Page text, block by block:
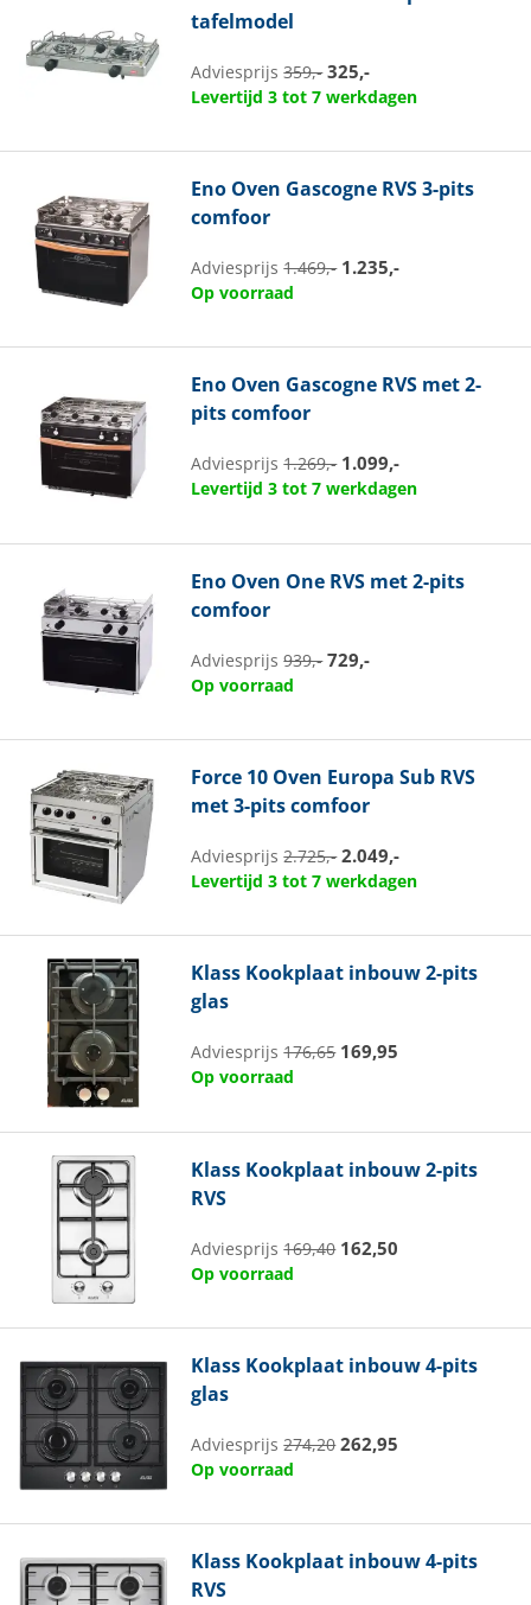
tafelmodel
Adviesprijs359,- 325,-
Levertijd 3 tot 7 werkdagen
Eno Oven Gascogne RVS 3-pits
comfoor
Adviesprijs1.469,- 1.235,-
Op voorraad
Eno Oven Gascogne RVS met 2-
pits comfoor
Adviesprijs1.269,- 1.099,-
Levertijd 3 tot 7 werkdagen
Eno Oven One RVS met 2-pits
comfoor
Adviesprijs939,- 729,-
Op voorraad
Force 10 Oven Europa Sub RVS
met 3-pits comfoor
Adviesprijs2.725,- 2.049,-
Levertijd 3 tot 7 werkdagen
Klass Kookplaat inbouw 2-pits
glas
Adviesprijs176,65 169,95
Op voorraad
Klass Kookplaat inbouw 2-pits
RVS
Adviesprijs169,40 162,50
Op voorraad
Klass Kookplaat inbouw 4-pits
glas
Adviesprijs274,20 262,95
Op voorraad
Klass Kookplaat inbouw 4-pits
RVS